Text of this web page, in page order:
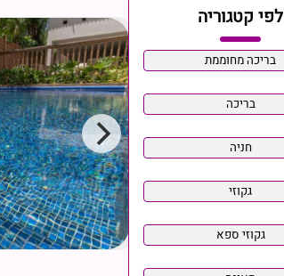
לפי קטגוריה